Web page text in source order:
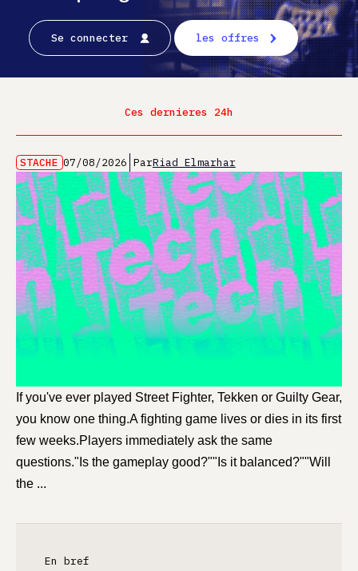
Se connecter les offres
Ces dernieres 24h
STACHE 07/08/2026 ParRiad Elmarhar
If you've ever played Street Fighter, Tekken or Guilty Gear,
you know one thing.A fighting game lives or dies in its first
few weeks.Players immediately ask the same
questions."Is the gameplay good?""Is it balanced?""Will
the ...
En bref